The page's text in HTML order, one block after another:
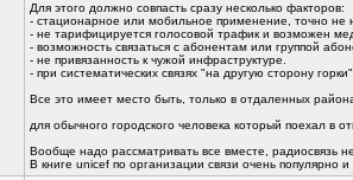
Для этого должно совпасть сразу несколько факторов:
- стационарное или мобильное применение, точно не
- не тарифицируется голосовой трафик и возможен
- возможность связаться с абонентам или группой
- не привязанность к чужой инфраструктуре.
- при систематических связях "на другую сторону
Все это имеет место быть, только в отдаленных
для обычного городского человека который поехал в
Вообще надо рассматривать все вместе, радиосвязь
В книге unicef по организации связи очень популярно